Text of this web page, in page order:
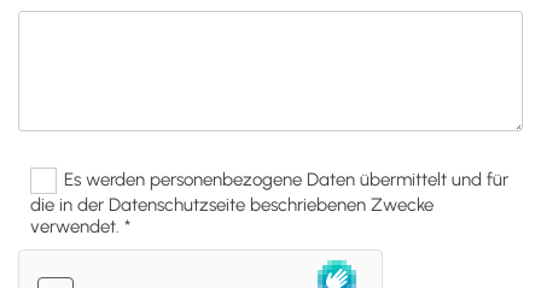
Es werden personenbezogene Daten übermittelt und für
die in der Datenschutzseite beschriebenen Zwecke
verwendet. *